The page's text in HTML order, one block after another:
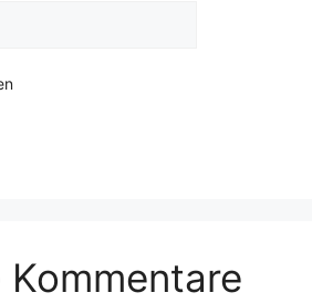
Kommentare